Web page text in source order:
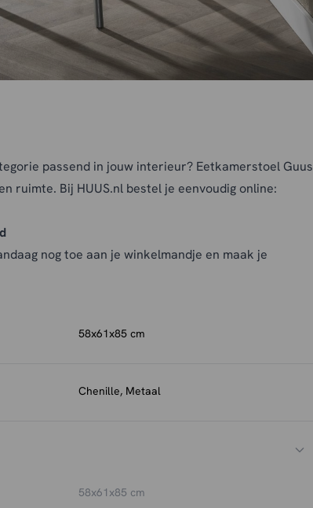
passend in jouw interieur? Eetkamerstoel Guus
ruimte. Bij HUUS.nl bestel je eenvoudig online:
nog toe aan je winkelmandje en maak je
58x61x85 cm
Chenille, Metaal
58x61x85 cm